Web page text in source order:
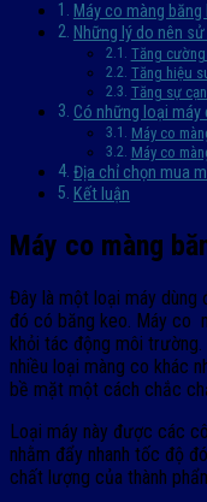
Máy co màng
Những lý do nên
Tăng
Tăng hiệu
Tăng sự
Có những loại
Máy co
Máy co
Địa chỉ chọn mua
Kết luận
Máy co màng
Đây là một loại máy dùng
đó có băng keo. Máy co
khỏi tác động môi
nhiều loại màng co khác
bề mặt một cách chắc
Loại máy này được các
nhằm đẩy nhanh tốc độ
chất lượng của thành